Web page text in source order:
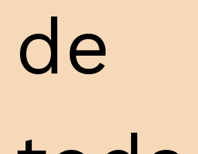
de